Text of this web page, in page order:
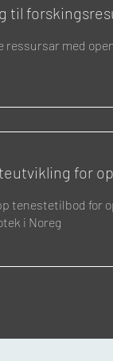
til
ressursar med
for
tenestetilbod for
i Noreg